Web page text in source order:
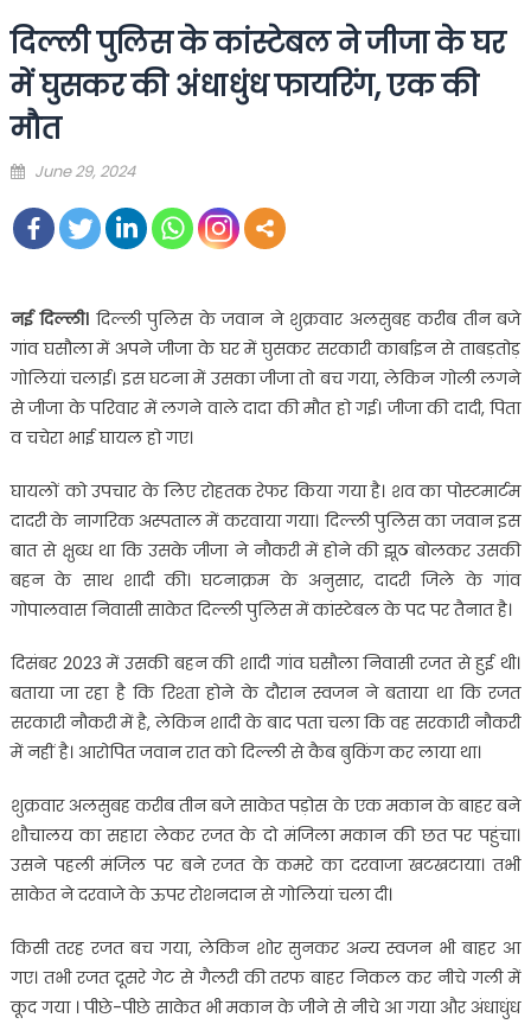
दिल्ली पुलिस के कांस्टेबल ने जीजा के घर
में घुसकर की अंधाधुंध फायरिंग, एक की
मौत
Posted
June 29, 2024
नई दिल्ली। दिल्ली पुलिस के जवान ने शुक्रवार अलसुबह करीब तीन बजे
गांव घसौला में अपने जीजा के घर में घुसकर सरकारी कार्बाइन से ताबड़तोड़
गोलियां चलाई। इस घटना में उसका जीजा तो बच गया, लेकिन गोली लगने
से जीजा के परिवार में लगने वाले दादा की मौत हो गई। जीजा की दादी, पिता
व चचेरा भाई घायल हो गए।
घायलों को उपचार के लिए रोहतक रेफर किया गया है। शव का पोस्टमार्टम
दादरी के नागरिक अस्पताल में करवाया गया। दिल्ली पुलिस का जवान इस
बात से क्षुब्ध था कि उसके जीजा ने नौकरी में होने की झूठ बोलकर उसकी
बहन के साथ शादी की। घटनाक्रम के अनुसार, दादरी जिले के गांव
गोपालवास निवासी साकेत दिल्ली पुलिस में कांस्टेबल के पद पर तैनात है।
दिसंबर 2023 में उसकी बहन की शादी गांव घसौला निवासी रजत से हुई थी।
बताया जा रहा है कि रिश्ता होने के दौरान स्वजन ने बताया था कि रजत
सरकारी नौकरी में है, लेकिन शादी के बाद पता चला कि वह सरकारी नौकरी
में नहीं है। आरोपित जवान रात को दिल्ली से कैब बुकिंग कर लाया था।
शुक्रवार अलसुबह करीब तीन बजे साकेत पड़ोस के एक मकान के बाहर बने
शौचालय का सहारा लेकर रजत के दो मंजिला मकान की छत पर पहुंचा।
उसने पहली मंजिल पर बने रजत के कमरे का दरवाजा खटखटाया। तभी
साकेत ने दरवाजे के ऊपर रोशनदान से गोलियां चला दी।
किसी तरह रजत बच गया, लेकिन शोर सुनकर अन्य स्वजन भी बाहर आ
गए। तभी रजत दूसरे गेट से गैलरी की तरफ बाहर निकल कर नीचे गली में
कूद गया । पीछे-पीछे साकेत भी मकान के जीने से नीचे आ गया और अंधाधुंध